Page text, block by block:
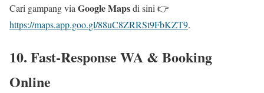
Cari gampang via Google Mapsdi sini 👉
https://maps.app.goo.gl/88uC8ZRRSt9FbKZT9.
10. Fast‑Response WA & Booking
Online